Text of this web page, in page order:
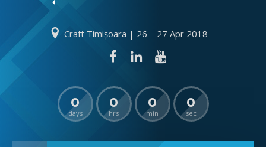
Craft Timișoara | 26 – 27 Apr 2018
0
days
0
hrs
0
min
0
sec